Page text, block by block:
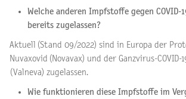
Welche anderen Impfstoffe gegen COVID-
bereits zugelassen?
Aktuell (Stand 09/2022) sind in Europa der
Nuvaxovid (Novavax) und der Ganzvirus-
(Valneva) zugelassen.
Wie funktionieren diese Impfstoffe im